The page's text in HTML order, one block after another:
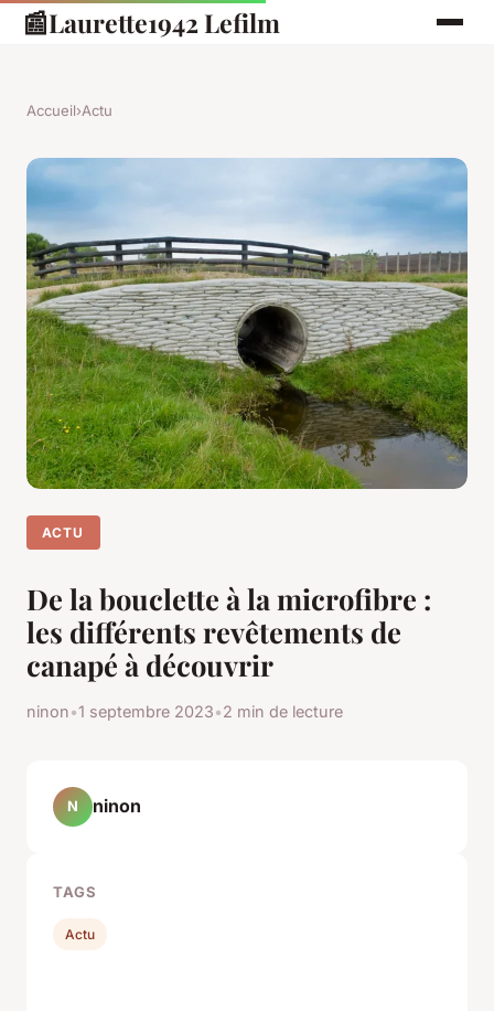
📰Laurette1942 Lefilm
Accueil›Actu
ACTU
De la bouclette à la microfibre :
les différents revêtements de
canapé à découvrir
ninon•1 septembre 2023•2 min de lecture
N ninon
TAGS
Actu